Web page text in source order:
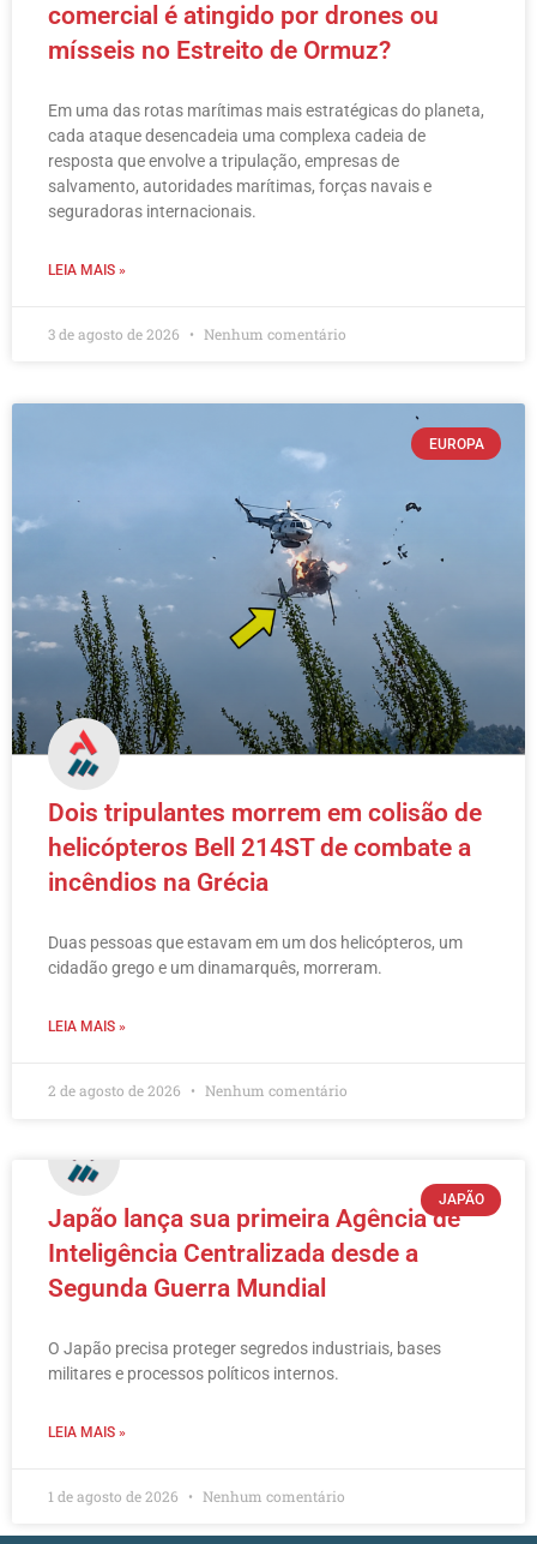
comercial é atingido por drones ou
mísseis no Estreito de Ormuz?
Em uma das rotas marítimas mais estratégicas do planeta,
cada ataque desencadeia uma complexa cadeia de
resposta que envolve a tripulação, empresas de
salvamento, autoridades marítimas, forças navais e
seguradoras internacionais.
LEIA MAIS »
3 de agosto de 2026 Nenhum comentário
EUROPA
Dois tripulantes morrem em colisão de
helicópteros Bell 214ST de combate a
incêndios na Grécia
Duas pessoas que estavam em um dos helicópteros, um
cidadão grego e um dinamarquês, morreram.
LEIA MAIS »
2 de agosto de 2026 Nenhum comentário
JAPÃO
Japão lança sua primeira Agência de
Inteligência Centralizada desde a
Segunda Guerra Mundial
O Japão precisa proteger segredos industriais, bases
militares e processos políticos internos.
LEIA MAIS »
1 de agosto de 2026 Nenhum comentário